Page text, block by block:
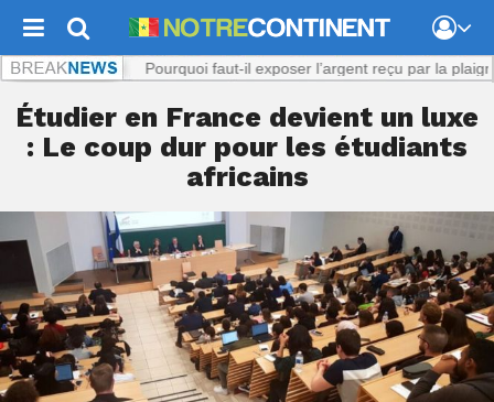
présumé : Pourquoi faut-il exposer l’argent reçu par la plaignante ?
Étudier en France devient un luxe
: Le coup dur pour les étudiants
africains